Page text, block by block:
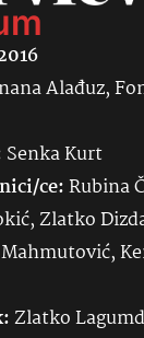
Alađuz,
SenkaKurt
ce:Rubina
Zlatko
Zlatko